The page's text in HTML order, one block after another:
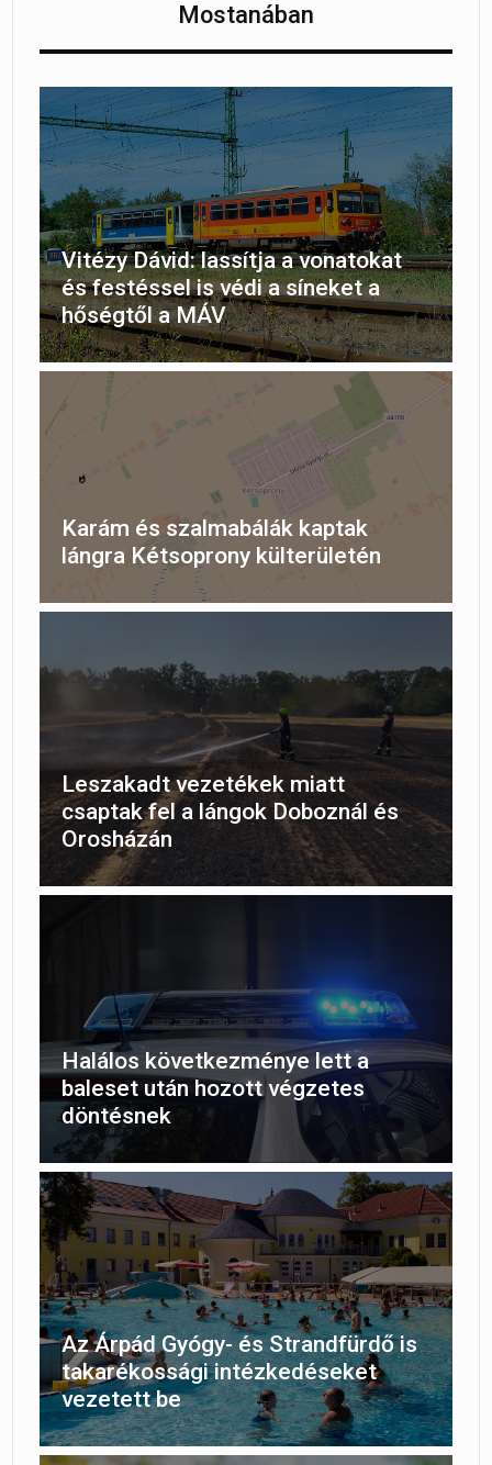
Mostanában
Vitézy Dávid: lassítja a vonatokat
és festéssel is védi a síneket a
hőségtől a MÁV
Karám és szalmabálák kaptak
lángra Kétsoprony külterületén
Leszakadt vezetékek miatt
csaptak fel a lángok Doboznál és
Orosházán
Halálos következménye lett a
baleset után hozott végzetes
döntésnek
Az Árpád Gyógy- és Strandfürdő is
takarékossági intézkedéseket
vezetett be